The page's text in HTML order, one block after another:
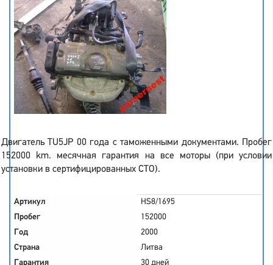
Двигатель TU5JP 00 года с таможенными документами. Пробег
152000 km. месячная гарантия на все моторы (при условии
установки в сертифицированных СТО).
Артикул
HS8/1695
Пробег
152000
Год
2000
Страна
Литва
Гарантия
30 дней